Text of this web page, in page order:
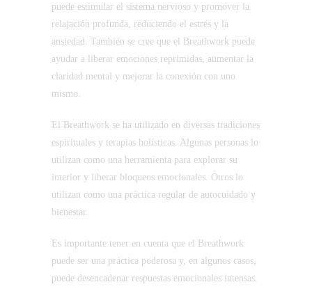
puede estimular el sistema nervioso y promover la
relajación profunda, reduciendo el estrés y la
ansiedad. También se cree que el Breathwork puede
ayudar a liberar emociones reprimidas, aumentar la
claridad mental y mejorar la conexión con uno
mismo.
El Breathwork se ha utilizado en diversas tradiciones
espirituales y terapias holísticas. Algunas personas lo
utilizan como una herramienta para explorar su
interior y liberar bloqueos emocionales. Otros lo
utilizan como una práctica regular de autocuidado y
bienestar.
Es importante tener en cuenta que el Breathwork
puede ser una práctica poderosa y, en algunos casos,
puede desencadenar respuestas emocionales intensas.